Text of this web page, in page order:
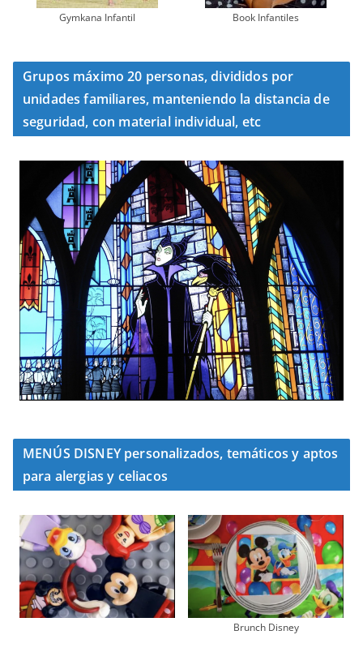
Gymkana Infantil Book Infantiles
Grupos máximo 20 personas, divididos por
unidades familiares, manteniendo la distancia de
seguridad, con material individual, etc
MENÚS DISNEY personalizados, temáticos y aptos
para alergias y celiacos
Brunch Disney